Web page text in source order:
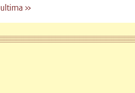
ultima »